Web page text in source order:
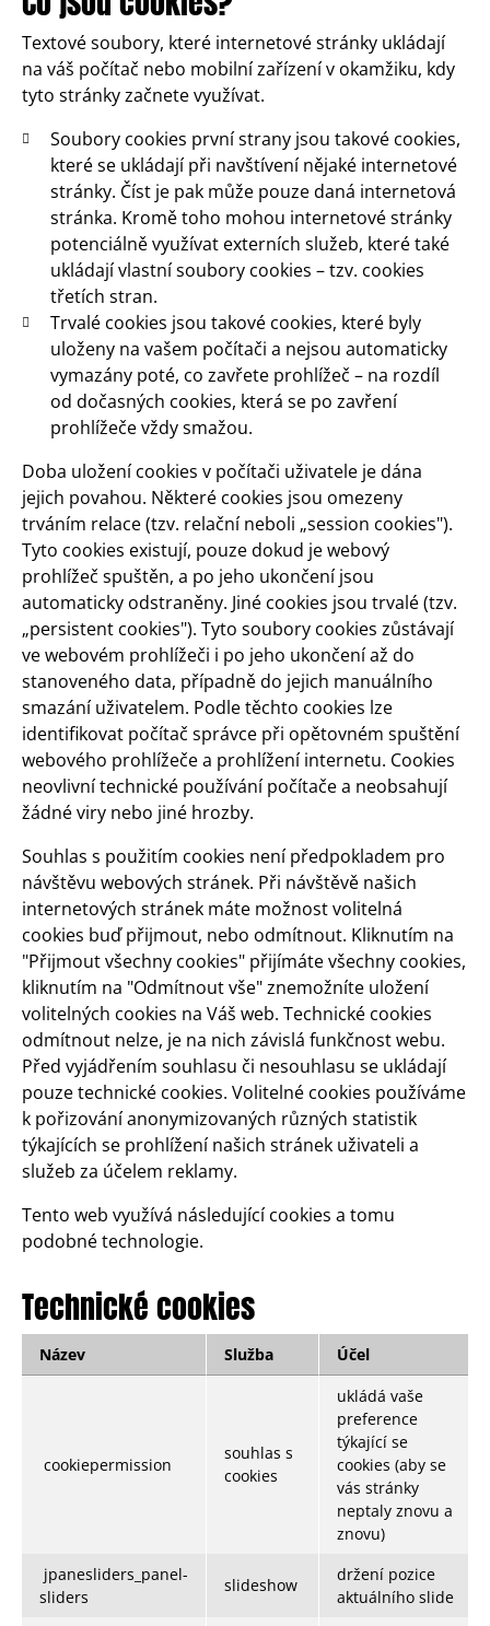
Textové soubory, které internetové stránky ukládají
na váš počítač nebo mobilní zařízení v okamžiku, kdy
tyto stránky začnete využívat.
Soubory cookies první strany jsou takové cookies,
které se ukládají při navštívení nějaké internetové
stránky. Číst je pak může pouze daná internetová
stránka. Kromě toho mohou internetové stránky
potenciálně využívat externích služeb, které také
ukládají vlastní soubory cookies – tzv. cookies
třetích stran.
Trvalé cookies jsou takové cookies, které byly
uloženy na vašem počítači a nejsou automaticky
vymazány poté, co zavřete prohlížeč – na rozdíl
od dočasných cookies, která se po zavření
prohlížeče vždy smažou.
Doba uložení cookies v počítači uživatele je dána
jejich povahou. Některé cookies jsou omezeny
trváním relace (tzv. relační neboli „session cookies").
Tyto cookies existují, pouze dokud je webový
prohlížeč spuštěn, a po jeho ukončení jsou
automaticky odstraněny. Jiné cookies jsou trvalé (tzv.
„persistent cookies"). Tyto soubory cookies zůstávají
ve webovém prohlížeči i po jeho ukončení až do
stanoveného data, případně do jejich manuálního
smazání uživatelem. Podle těchto cookies lze
identifikovat počítač správce při opětovném spuštění
webového prohlížeče a prohlížení internetu. Cookies
neovlivní technické používání počítače a neobsahují
žádné viry nebo jiné hrozby.
Souhlas s použitím cookies není předpokladem pro
návštěvu webových stránek. Při návštěvě našich
internetových stránek máte možnost volitelná
cookies buď přijmout, nebo odmítnout. Kliknutím na
"Přijmout všechny cookies" přijímáte všechny cookies,
kliknutím na "Odmítnout vše" znemožníte uložení
volitelných cookies na Váš web. Technické cookies
odmítnout nelze, je na nich závislá funkčnost webu.
Před vyjádřením souhlasu či nesouhlasu se ukládají
pouze technické cookies. Volitelné cookies používáme
k pořizování anonymizovaných různých statistik
týkajících se prohlížení našich stránek uživateli a
služeb za účelem reklamy.
Tento web využívá následující cookies a tomu
podobné technologie.
Technické cookies
Název Služba Účel
cookiepermission
souhlas s
cookies
ukládá vaše
preference
týkající se
cookies (aby se
vás stránky
neptaly znovu a
znovu)
jpanesliders_panel-
sliders
slideshow
držení pozice
aktuálního slide